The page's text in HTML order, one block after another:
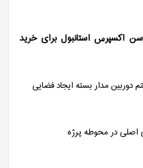
اکسپرس استانبول برای خرید
و سیستم دوربین مدار بسته ایجاد فضایی
اصلی در محوطه پرژه